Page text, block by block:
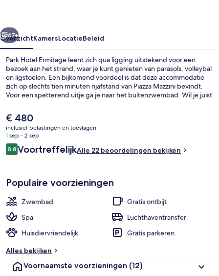
Volgende
67+
OverzichtKamersLocatieBeleid
Park Hotel Ermitage leent zich qua ligging uitstekend voor een
bezoek aan het strand, waar je kunt genieten van parasols, volleybal
en ligstoelen. Een bijkomend voordeel is dat deze accommodatie
zich op slechts tien minuten rijafstand van Piazza Mazzini bevindt.
Voor een spetterend uitje ga je naar het buitenzwembad. Wil je juist
bindweefselmassages, gezichtsbehandelingen en thalassotherapie
in de spa. Main Restaurant Ermitage serveert internationale
gerechten voor de lunch en het diner. Ook een bar aan het
zwembad, een fitnesscentrum en een sauna mogen tot de
hoogtepunten worden gerekend.
De
huidige
prijs
is
€ 480
€ 480
inclusief belastingen en toeslagen
1 sep - 2 sep
Beoordelingen
8,88,8 op 10 –
VoortreffelijkAlle 22 beoordelingen bekijken
Populaire voorzieningen
Zwembad
Gratis ontbijt
Spa
Luchthaventransfer
Huisdiervriendelijk
Gratis parkeren
Alles bekijken
Voornaamste voorzieningen (12)